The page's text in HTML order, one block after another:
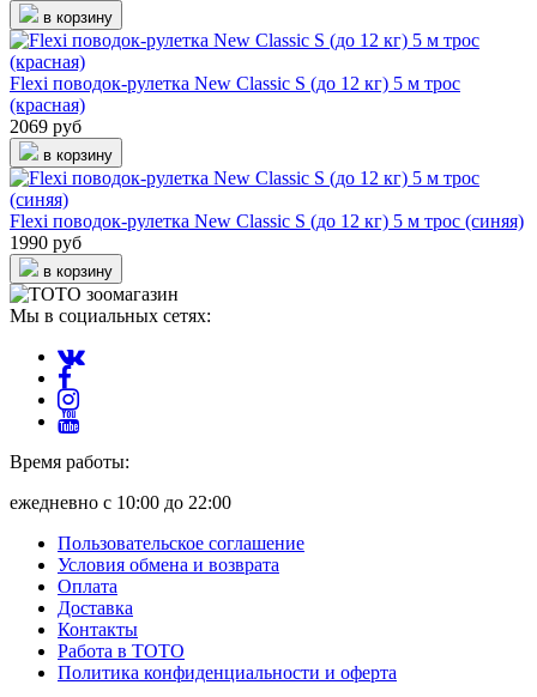
в корзину
Flexi поводок-рулетка New Classic S (до 12 кг) 5 м трос
(красная)
2069 руб
в корзину
Flexi поводок-рулетка New Classic S (до 12 кг) 5 м трос (синяя)
1990 руб
в корзину
Мы в социальных сетях:
Время работы:
ежедневно с 10:00 до 22:00
Пользовательское соглашение
Условия обмена и возврата
Оплата
Доставка
Контакты
Работа в ТОТО
Политика конфиденциальности и оферта